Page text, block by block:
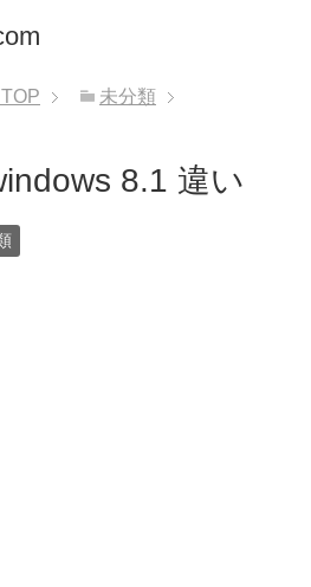
TOP 未分類
8.1 違い